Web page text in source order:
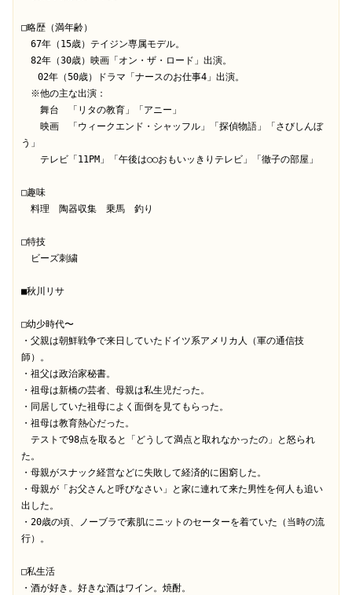
□略歴（満年齢）
67年（15歳）テイジン専属モデル。
82年（30歳）映画「オン・ザ・ロード」出演。
※他の主な出演：
舞台　「リタの教育」「アニー」
映画　「ウィークエンド・シャッフル」「探偵物語」「さびしんぼ
う」
テレビ「11PM」「午後は○○おもいッきりテレビ」「徹子の部屋」
□趣味
料理　陶器収集　乗馬　釣り
□特技
ビーズ刺繍
■秋川リサ
□幼少時代〜
・父親は朝鮮戦争で来日していたドイツ系アメリカ人（軍の通信技
師）。
・祖父は政治家秘書。
・祖母は新橋の芸者、母親は私生児だった。
・同居していた祖母によく面倒を見てもらった。
・祖母は教育熱心だった。
テストで98点を取ると「どうして満点と取れなかったの」と怒られ
た。
・母親がスナック経営などに失敗して経済的に困窮した。
・母親が「お父さんと呼びなさい」と家に連れて来た男性を何人も追い
出した。
・20歳の頃、ノーブラで素肌にニットのセーターを着ていた（当時の流
行）。
□私生活
・酒が好き。好きな酒はワイン。焼酎。